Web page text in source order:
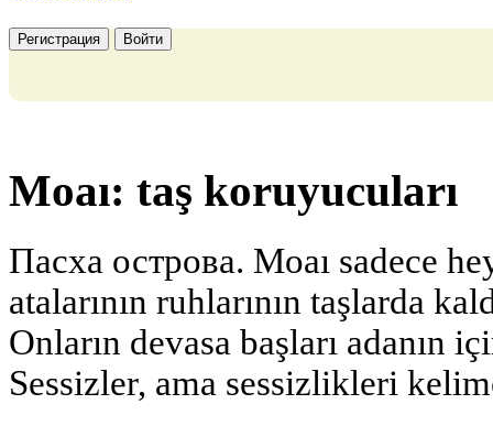
Регистрация Войти
Moaı: taş koruyucuları
Пасха острова. Moaı sadece
atalarının ruhlarının taşlarda
Onların devasa başları adanın
Sessizler, ama sessizlikleri